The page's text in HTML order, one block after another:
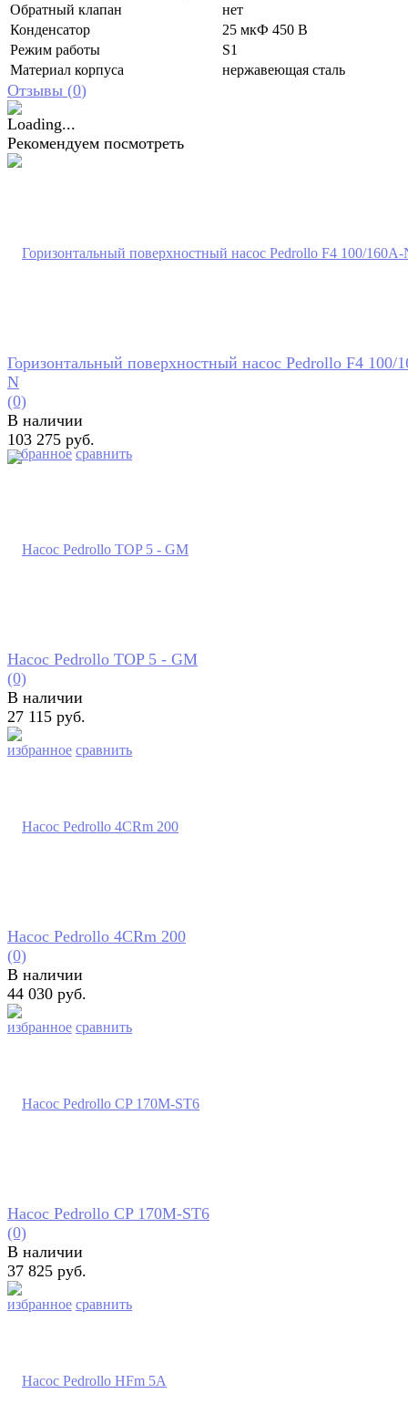
Обратный клапан
нет
Конденсатор
25 мкФ 450 В
Режим работы
S1
Материал корпуса
нержавеющая сталь
Отзывы (0)
Рекомендуем посмотреть
избранное сравнить
Горизонтальный поверхностный насос Pedrollo F4 100/
N
(0)
В наличии
103 275 руб.
избранное сравнить
Насос Pedrollo TOP 5 - GM
(0)
В наличии
27 115 руб.
избранное сравнить
Насос Pedrollo 4CRm 200
(0)
В наличии
44 030 руб.
избранное сравнить
Насос Pedrollo CP 170M-ST6
(0)
В наличии
37 825 руб.